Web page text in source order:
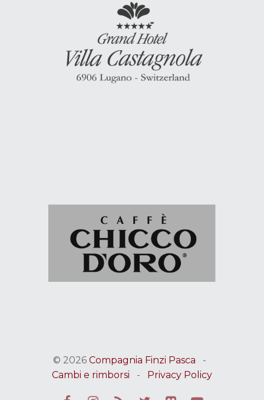
© 2026 Compagnia Finzi Pasca -
Cambi e rimborsi - Privacy Policy